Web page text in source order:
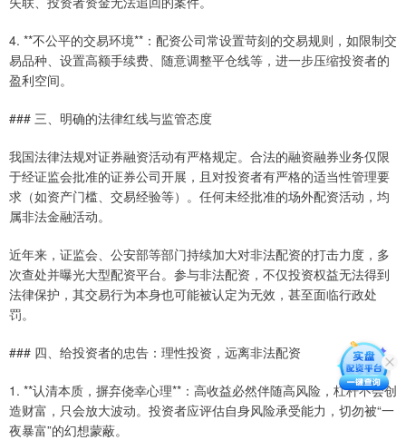
4. **不公平的交易环境**：配资公司常设置苛刻的交易规则，如限制交
易品种、设置高额手续费、随意调整平仓线等，进一步压缩投资者的
盈利空间。
### 三、明确的法律红线与监管态度
我国法律法规对证券融资活动有严格规定。合法的融资融券业务仅限
于经证监会批准的证券公司开展，且对投资者有严格的适当性管理要
求（如资产门槛、交易经验等）。任何未经批准的场外配资活动，均
属非法金融活动。
近年来，证监会、公安部等部门持续加大对非法配资的打击力度，多
次查处并曝光大型配资平台。参与非法配资，不仅投资权益无法得到
法律保护，其交易行为本身也可能被认定为无效，甚至面临行政处
罚。
### 四、给投资者的忠告：理性投资，远离非法配资
1. **认清本质，摒弃侥幸心理**：高收益必然伴随高风险，杠杆不会创
造财富，只会放大波动。投资者应评估自身风险承受能力，切勿被“一
夜暴富”的幻想蒙蔽。